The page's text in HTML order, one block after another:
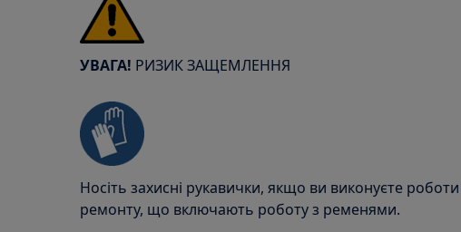
УВАГА! РИЗИК ЗАЩЕМЛЕННЯ
Носіть захисні рукавички, якщо ви виконуєте
ремонту, що включають роботу з ременями.